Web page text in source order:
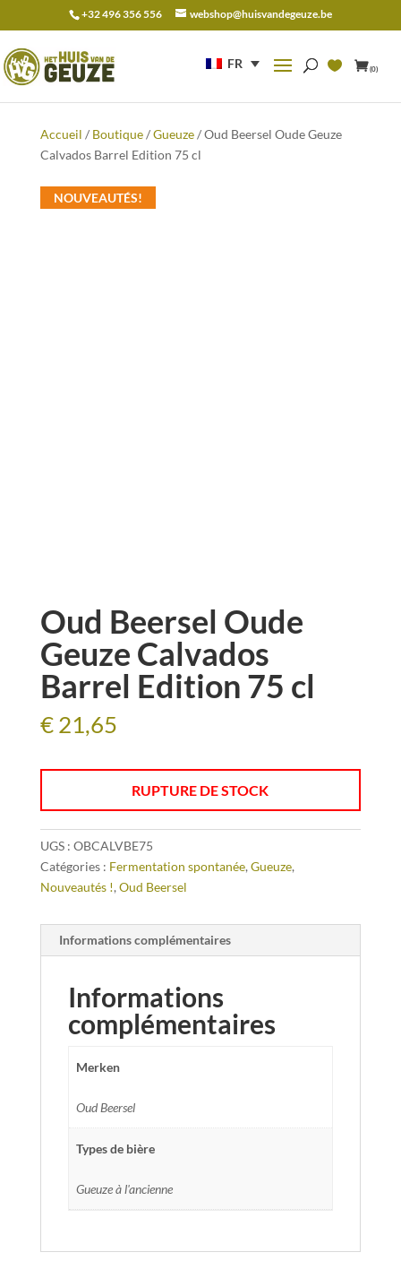
+32 496 356 556 webshop@huisvandegeuze.be
FR (0)
pour :
Accueil / Boutique/Gueuze/ Oud Beersel Oude Geuze
Calvados Barrel Edition 75 cl
NOUVEAUTÉS!
Oud Beersel Oude
Geuze Calvados
Barrel Edition 75 cl
€21,65
RUPTURE DE STOCK
UGS : OBCALVBE75
Catégories : Fermentation spontanée, Gueuze,
Nouveautés !, Oud Beersel
Informations complémentaires
Informations
complémentaires
Merken
Oud Beersel
Types de bière
Gueuze à l'ancienne